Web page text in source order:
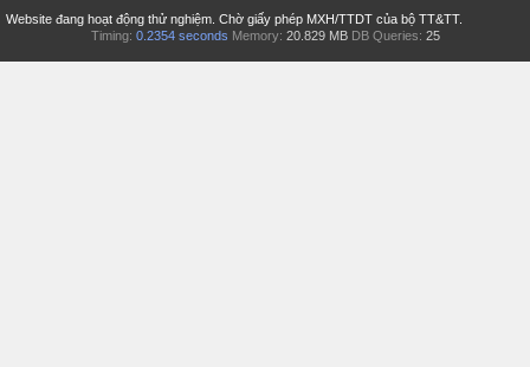
Website đang hoạt động thử nghiệm. Chờ giấy phép MXH/TTDT của bộ TT&TT.
Timing: 0.2354 seconds Memory: 20.829 MB DB Queries: 25